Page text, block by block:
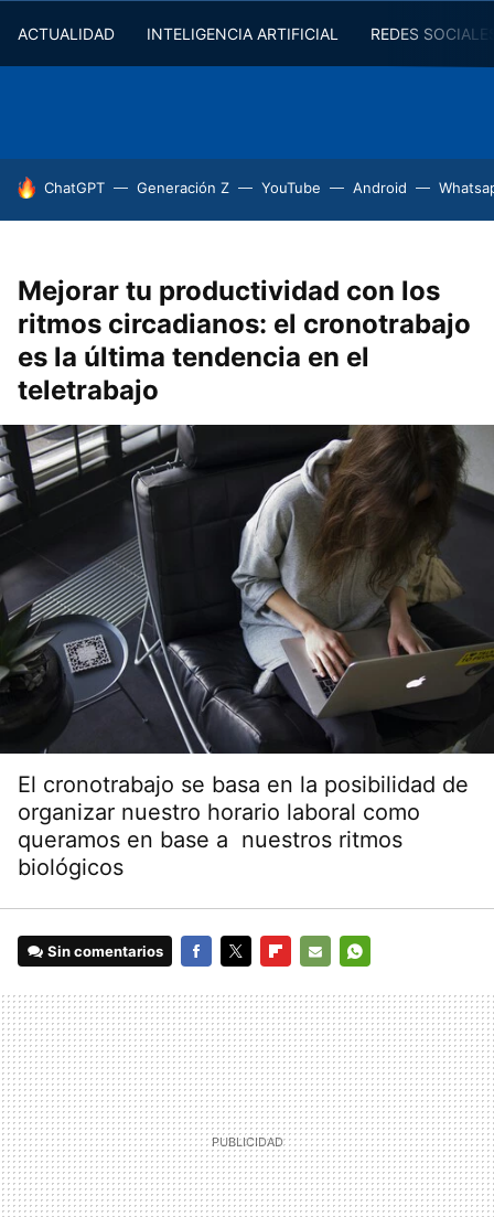
ACTUALIDAD INTELIGENCIA ARTIFICIAL REDES
HOY SE HABLA DE
ChatGPT Generación Z YouTube Android
Mejorar tu productividad con los
ritmos circadianos: el cronotrabajo
es la última tendencia en el
teletrabajo
El cronotrabajo se basa en la posibilidad de
organizar nuestro horario laboral como
queramos en base a nuestros ritmos
biológicos
Sin comentarios
MAIL